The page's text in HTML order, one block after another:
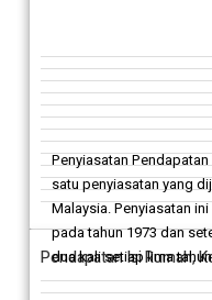
Pendapatan Isi Rumah,
Penyiasatan
satu penyiasatan yang
Malaysia. Penyiasatan
pada tahun 1973 dan
dua kali setiap lima tahun